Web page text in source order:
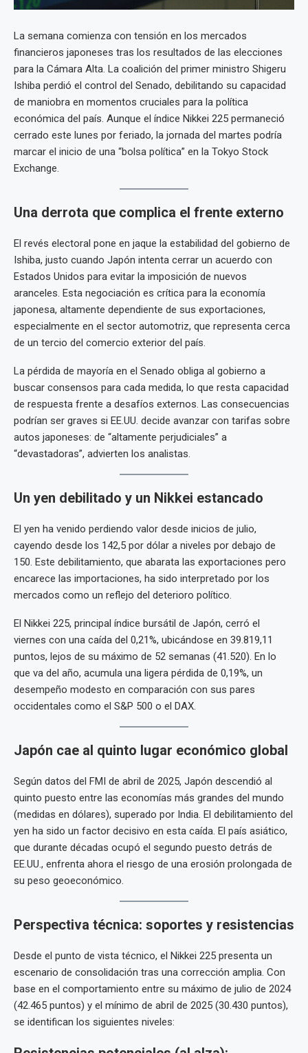
La semana comienza con tensión en los mercados
financieros japoneses tras los resultados de las elecciones
para la Cámara Alta. La coalición del primer ministro Shigeru
Ishiba perdió el control del Senado, debilitando su capacidad
de maniobra en momentos cruciales para la política
económica del país. Aunque el índice Nikkei 225 permaneció
cerrado este lunes por feriado, la jornada del martes podría
marcar el inicio de una “bolsa política” en la Tokyo Stock
Exchange.
Una derrota que complica el frente externo
El revés electoral pone en jaque la estabilidad del gobierno de
Ishiba, justo cuando Japón intenta cerrar un acuerdo con
Estados Unidos para evitar la imposición de nuevos
aranceles. Esta negociación es crítica para la economía
japonesa, altamente dependiente de sus exportaciones,
especialmente en el sector automotriz, que representa cerca
de un tercio del comercio exterior del país.
La pérdida de mayoría en el Senado obliga al gobierno a
buscar consensos para cada medida, lo que resta capacidad
de respuesta frente a desafíos externos. Las consecuencias
podrían ser graves si EE.UU. decide avanzar con tarifas sobre
autos japoneses: de “altamente perjudiciales” a
“devastadoras”, advierten los analistas.
Un yen debilitado y un Nikkei estancado
El yen ha venido perdiendo valor desde inicios de julio,
cayendo desde los 142,5 por dólar a niveles por debajo de
150. Este debilitamiento, que abarata las exportaciones pero
encarece las importaciones, ha sido interpretado por los
mercados como un reflejo del deterioro político.
El Nikkei 225, principal índice bursátil de Japón, cerró el
viernes con una caída del 0,21%, ubicándose en 39.819,11
puntos, lejos de su máximo de 52 semanas (41.520). En lo
que va del año, acumula una ligera pérdida de 0,19%, un
desempeño modesto en comparación con sus pares
occidentales como el S&P 500 o el DAX.
Japón cae al quinto lugar económico global
Según datos del FMI de abril de 2025, Japón descendió al
quinto puesto entre las economías más grandes del mundo
(medidas en dólares), superado por India. El debilitamiento del
yen ha sido un factor decisivo en esta caída. El país asiático,
que durante décadas ocupó el segundo puesto detrás de
EE.UU., enfrenta ahora el riesgo de una erosión prolongada de
su peso geoeconómico.
Perspectiva técnica: soportes y resistencias
Desde el punto de vista técnico, el Nikkei 225 presenta un
escenario de consolidación tras una corrección amplia. Con
base en el comportamiento entre su máximo de julio de 2024
(42.465 puntos) y el mínimo de abril de 2025 (30.430 puntos),
se identifican los siguientes niveles: